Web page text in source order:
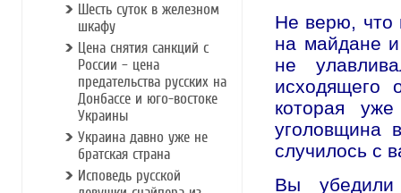
Шесть суток в железном
шкафу
Цена снятия санкций с
России – цена
предательства русских на
Донбассе и юго-востоке
Украины
Украина давно уже не
братская страна
Исповедь русской
Не верю, что
на майдане
не
исходящего
которая
уголовщина
случилось с
Вы